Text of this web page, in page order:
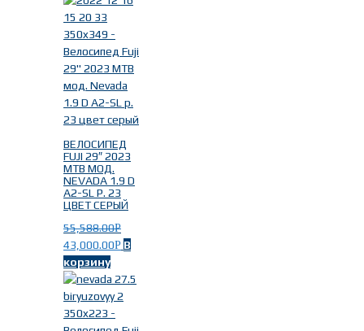
ВЕЛОСИПЕД
FUJI 29″ 2023
MTB МОД.
NEVADA 1.9 D
A2-SL Р. 23
ЦВЕТ СЕРЫЙ
55,588.00Р
43,000.00Р В
корзину